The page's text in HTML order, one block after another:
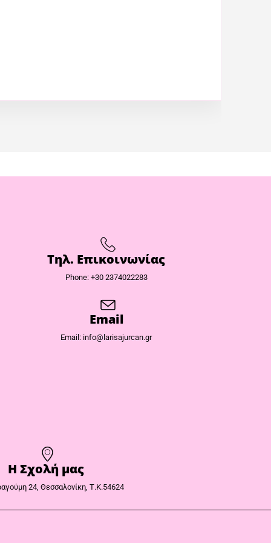
Τηλ. Επικοινωνίας
Phone: +30 2374022283
Email
Email: info@larisajurcan.gr
Η Σχολή μας
24, Θεσσαλονίκη, Τ.Κ.54624